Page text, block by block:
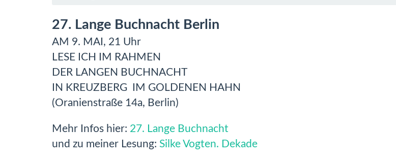
27. Lange Buchnacht Berlin
AM 9. MAI, 21 Uhr
LESE ICH IM RAHMEN
DER LANGEN BUCHNACHT
IN KREUZBERG IM GOLDENEN HAHN
(Oranienstraße 14a, Berlin)
Mehr Infos hier: 27. Lange Buchnacht
und zu meiner Lesung: Silke Vogten. Dekade